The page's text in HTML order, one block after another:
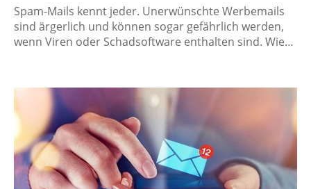
Spam-Mails kennt jeder. Unerwünschte Werbemails
sind ärgerlich und können sogar gefährlich werden,
wenn Viren oder Schadsoftware enthalten sind. Wie…